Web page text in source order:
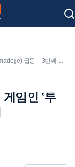
임인 ‘투 더 문(To The Moon)’ 출시
임인 ‘투